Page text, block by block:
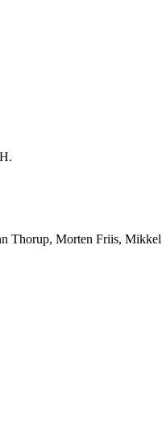
Thorup, Morten Friis,